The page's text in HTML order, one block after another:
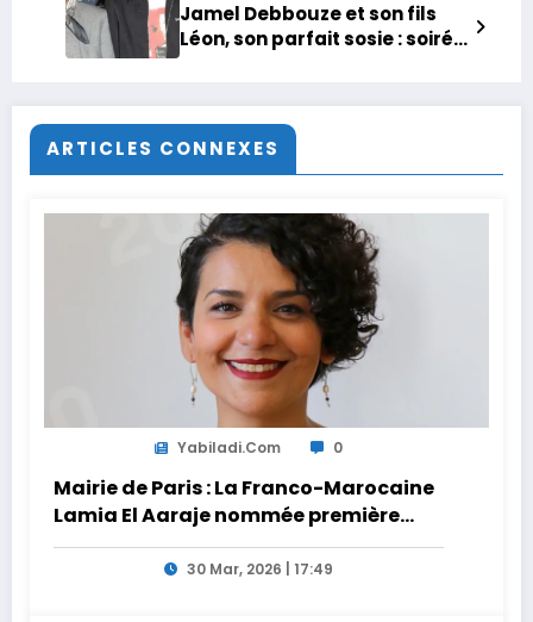
Jamel Debbouze et son fils
Léon, son parfait sosie : soirée
ARTICLES CONNEXES
Yabiladi.com 0
Mairie de Paris : La Franco-Marocaine
Lamia El Aaraje nommée première
adjointe
30 Mar, 2026 | 17:49